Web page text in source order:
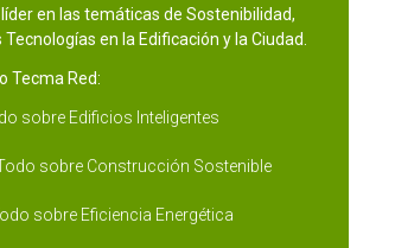
en las temáticas de Sostenibilidad,
Tecnologías en la Edificación y la Ciudad.
Tecma Red:
sobre Edificios Inteligentes
Todo sobre Construcción Sostenible
sobre Eficiencia Energética